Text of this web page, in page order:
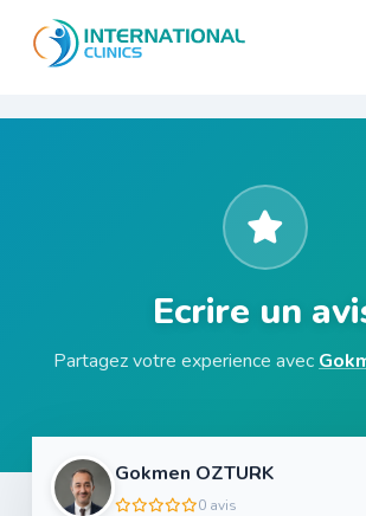
Ecrire un
Partagez votre experience avec
Gokmen OZTURK
0 avis